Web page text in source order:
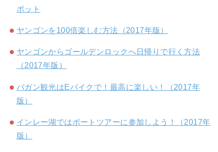
ポット
ヤンゴンを100倍楽しむ方法（2017年版）
ヤンゴンからゴールデンロックへ日帰りで行く方法
（2017年版）
バガン観光はEバイクで！最高に楽しい！（2017年
版）
インレー湖ではボートツアーに参加しよう！（2017年
版）